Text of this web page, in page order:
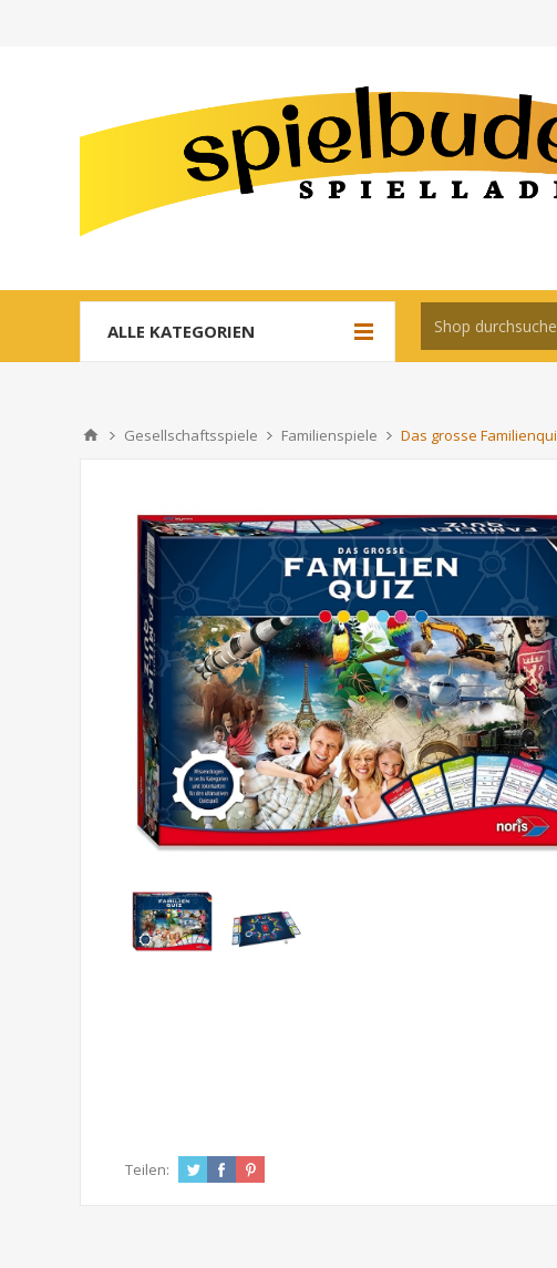
ALLE KATEGORIEN
Gesellschaftsspiele Familienspiele Das grosse
Teilen: